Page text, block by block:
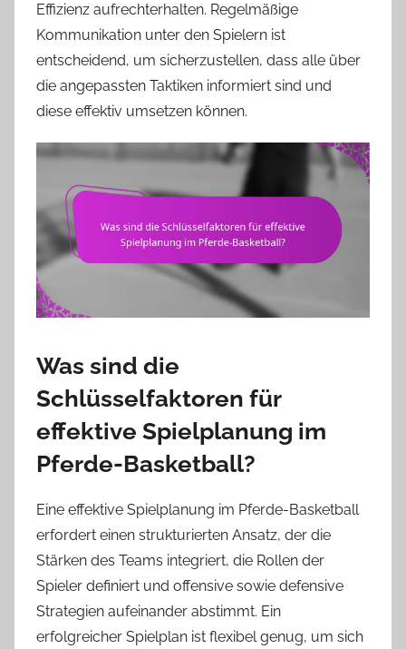
Effizienz aufrechterhalten. Regelmäßige
Kommunikation unter den Spielern ist
entscheidend, um sicherzustellen, dass alle über
die angepassten Taktiken informiert sind und
diese effektiv umsetzen können.
Was sind die
Schlüsselfaktoren für
effektive Spielplanung im
Pferde-Basketball?
Eine effektive Spielplanung im Pferde-Basketball
erfordert einen strukturierten Ansatz, der die
Stärken des Teams integriert, die Rollen der
Spieler definiert und offensive sowie defensive
Strategien aufeinander abstimmt. Ein
erfolgreicher Spielplan ist flexibel genug, um sich